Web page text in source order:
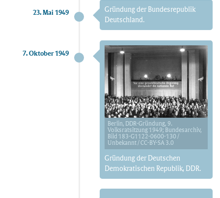
Gründung der Bundes­republik
Deutschland.
23. Mai 1949
Berlin, DDR-Gründung, 9.
Volksratsitzung 1949; Bundesarchiv,
Bild 183-G1122-0600-130 /
Unbekannt / CC-BY-SA 3.0
Gründung der Deutschen
Demokratischen Republik, DDR.
7. Oktober 1949